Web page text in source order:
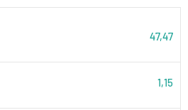
47,47
1,15